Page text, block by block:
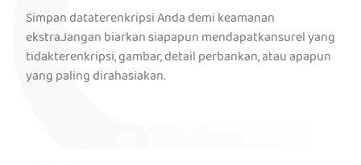
Simpan dataterenkripsi Anda demi keamanan
ekstra.Jangan biarkan siapapun mendapatkansurel yang
tidakterenkripsi, gambar, detail perbankan, atau apapun
yang paling dirahasiakan.